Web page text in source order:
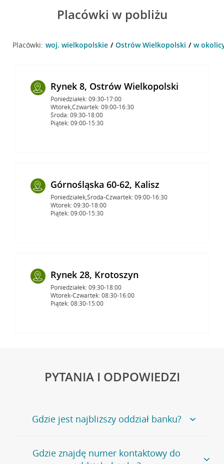
Placówki w pobliżu
Placówki: woj. wielkopolskie Ostrów Wielkopolski w
Rynek 8, Ostrów Wielkopolski
Poniedziałek: 09:30-17:00
Wtorek,Czwartek: 09:00-16:30
Środa: 09:30-18:00
Piątek: 09:00-15:30
Górnośląska 60-62, Kalisz
Poniedziałek,Środa-Czwartek: 09:00-16:30
Wtorek: 09:30-18:00
Piątek: 09:00-15:30
Rynek 28, Krotoszyn
Poniedziałek: 09:30-18:00
Wtorek-Czwartek: 08:30-16:00
Piątek: 08:30-15:00
PYTANIA I ODPOWIEDZI
Gdzie jest najbliższy oddział banku?
Jeśli szukasz oddziału naszego banku, zapraszamy na
stronęPlacówki i bankomaty, na której znajduje się
Gdzie znajdę numer kontaktowy do